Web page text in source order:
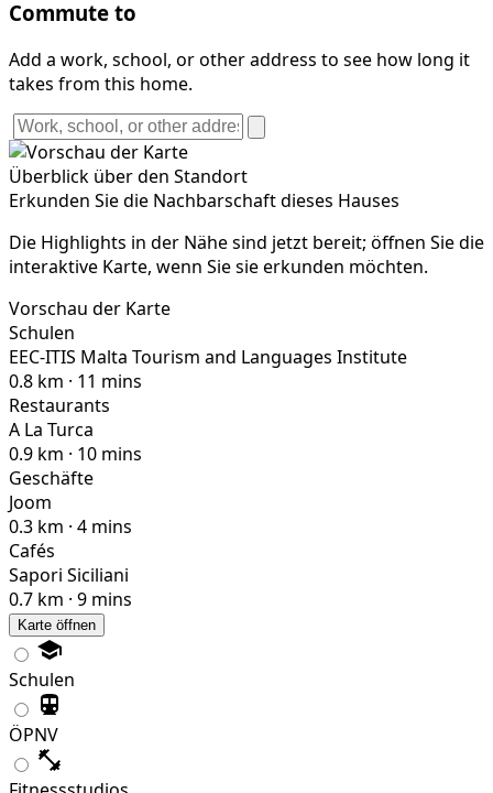
Commute to
Add a work, school, or other address to see how long it
takes from this home.
Überblick über den Standort
Erkunden Sie die Nachbarschaft dieses Hauses
Die Highlights in der Nähe sind jetzt bereit; öffnen Sie die
interaktive Karte, wenn Sie sie erkunden möchten.
Vorschau der Karte
Schulen
EEC-ITIS Malta Tourism and Languages Institute
0.8 km · 11 mins
Restaurants
A La Turca
0.9 km · 10 mins
Geschäfte
Joom
0.3 km · 4 mins
Cafés
Sapori Siciliani
0.7 km · 9 mins
Karte öffnen
Schulen
ÖPNV